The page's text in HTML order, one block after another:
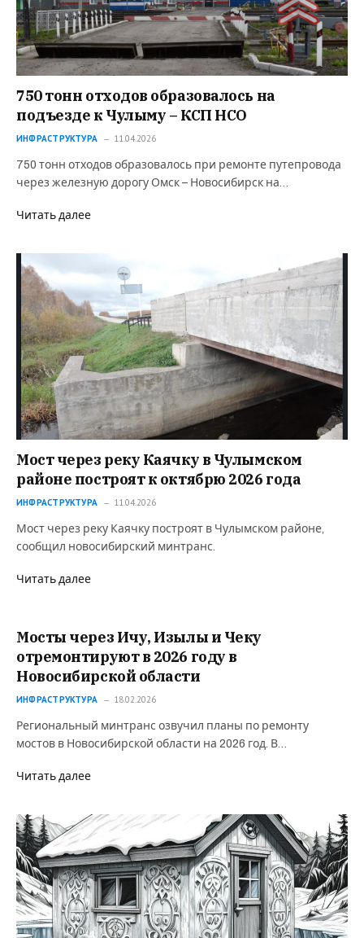
750 тонн отходов образовалось на
подъезде к Чулыму – КСП НСО
ИНФРАСТРУКТУРА 11.04.2026
750 тонн отходов образовалось при ремонте путепровода
через железную дорогу Омск – Новосибирск на…
Читать далее
Мост через реку Каячку в Чулымском
районе построят к октябрю 2026 года
ИНФРАСТРУКТУРА 11.04.2026
Мост через реку Каячку построят в Чулымском районе,
сообщил новосибирский минтранс.
Читать далее
Мосты через Ичу, Изылы и Чеку
отремонтируют в 2026 году в
Новосибирской области
ИНФРАСТРУКТУРА 18.02.2026
Региональный минтранс озвучил планы по ремонту
мостов в Новосибирской области на 2026 год. В…
Читать далее